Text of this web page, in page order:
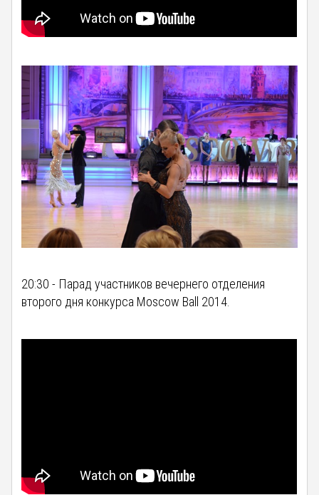
20:30 - Парад участников вечернего отделения
второго дня конкурса Moscow Ball 2014.